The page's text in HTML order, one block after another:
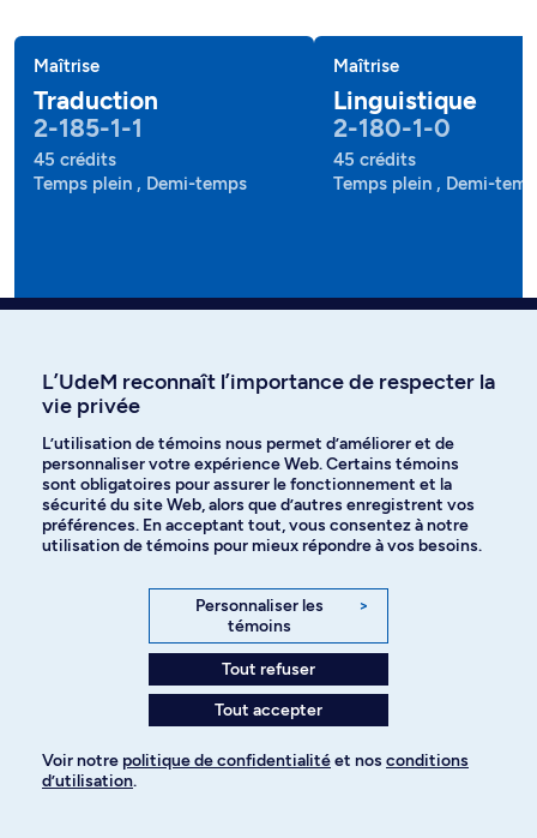
Maîtrise
Traduction
2-185-1-1
45 crédits
Temps plein , Demi-temps
Maîtrise
Linguistique
2-180-1-0
45 crédits
Temps plein , Demi-
Explorez tous les programmes
Signaler un changement (usage interne)
L’UdeM reconnaît l’importance de respecter la
vie privée
L’utilisation de témoins nous permet d’améliorer et de
personnaliser votre expérience Web. Certains témoins
sont obligatoires pour assurer le fonctionnement et la
sécurité du site Web, alors que d’autres enregistrent vos
préférences. En acceptant tout, vous consentez à notre
utilisation de témoins pour mieux répondre à vos besoins.
Personnaliser les
témoins
>
Tout refuser
Tout accepter
Voir notre politique de confidentialitéet nos conditions
d’utilisation.